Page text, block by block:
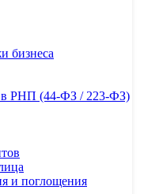
бизнеса
в РНП (44-ФЗ / 223-ФЗ)
и поглощения